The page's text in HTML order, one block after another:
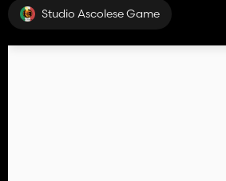
Studio Ascolese Game